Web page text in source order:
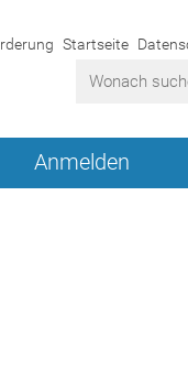
Startseite
Anmelden